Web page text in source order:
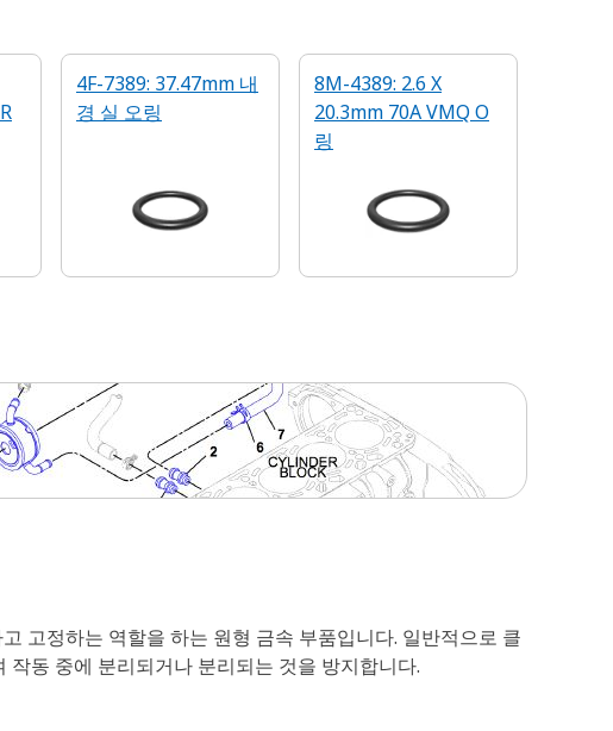
4F-7389: 37.47mm 내
경 실 오링
8M-4389: 2.6 X
20.3mm 70A VMQ O
링
고정하는 역할을 하는 원형 금속 부품입니다. 일반적으로 클
동 중에 분리되거나 분리되는 것을 방지합니다.